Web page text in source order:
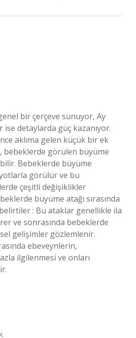
bir çerçeve sunuyor, Ay
ise detaylarda güç kazanıyor.
aklıma gelen küçük bir ek
bebeklerde görülen büyüme
Bebeklerde büyüme
görülür ve bu
çeşitli değişiklikler
büyüme atağı sırasında
: Bu ataklar genellikle ila
ve sonrasında bebeklerde
gelişimler gözlemlenir.
ebeveynlerin,
ilgilenmesi ve onları